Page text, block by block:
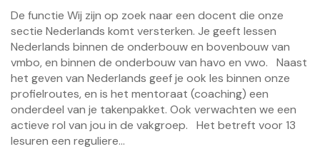
De functie Wij zijn op zoek naar een docent die onze
sectie Nederlands komt versterken. Je geeft lessen
Nederlands binnen de onderbouw en bovenbouw van
vmbo, en binnen de onderbouw van havo en vwo. Naast
het geven van Nederlands geef je ook les binnen onze
profielroutes, en is het mentoraat (coaching) een
onderdeel van je takenpakket. Ook verwachten we een
actieve rol van jou in de vakgroep. Het betreft voor 13
lesuren een reguliere...